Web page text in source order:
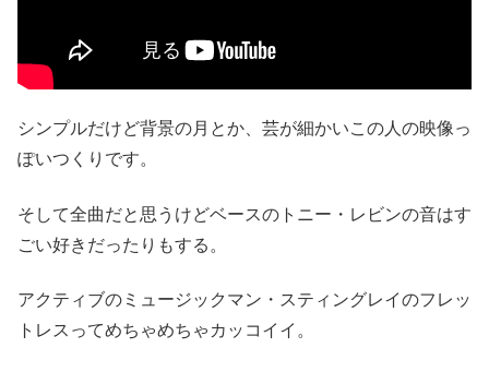
シンプルだけど背景の月とか、芸が細かいこの人の映像っ
ぽいつくりです。
そして全曲だと思うけどベースのトニー・レビンの音はす
ごい好きだったりもする。
アクティブのミュージックマン・スティングレイのフレッ
トレスってめちゃめちゃカッコイイ。